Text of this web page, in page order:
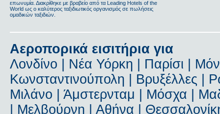
επωνυμία. Διακρίθηκε με βραβείο από τα Leading Hotels of the
World ως ο καλύτερος ταξιδιωτικός οργανισμός σε πωλήσεις
ομαδικών ταξιδιών.
Αεροπορικά εισιτήρια για
Λονδίνο | Νέα Υόρκη | Παρίσι |
Κωνσταντινούπολη | Βρυξέλλες |
Μιλάνο | Άμστερνταμ | Μόσχα |
| Μελβούρνη | Αθήνα |